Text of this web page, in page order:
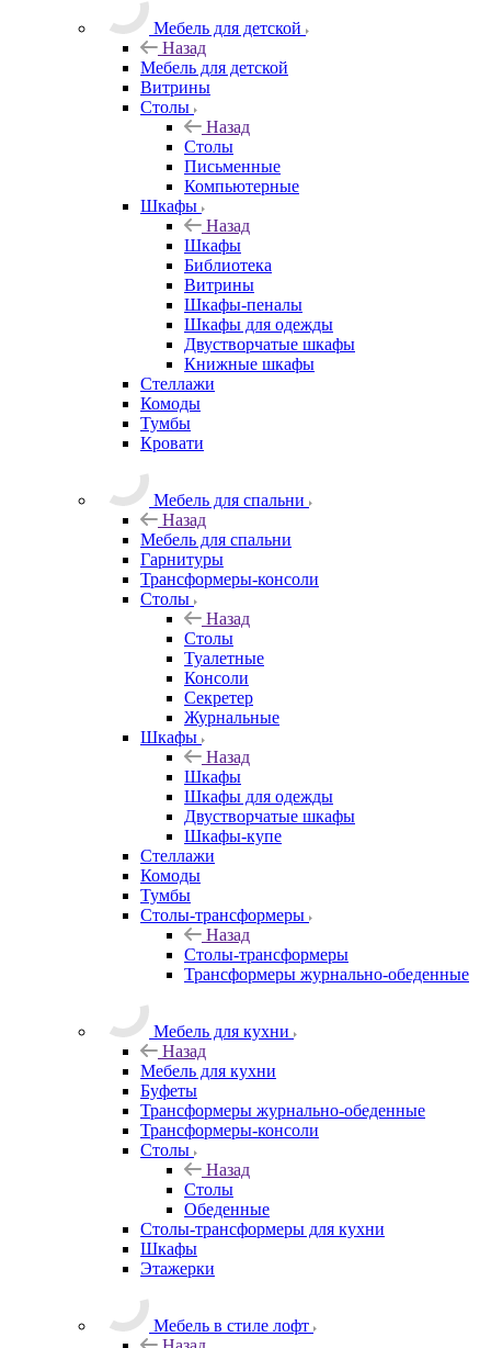
Мебель для детской
Назад
Мебель для детской
Витрины
Столы
Назад
Столы
Письменные
Компьютерные
Шкафы
Назад
Шкафы
Библиотека
Витрины
Шкафы-пеналы
Шкафы для одежды
Двустворчатые шкафы
Книжные шкафы
Стеллажи
Комоды
Тумбы
Кровати
Мебель для спальни
Назад
Мебель для спальни
Гарнитуры
Трансформеры-консоли
Столы
Назад
Столы
Туалетные
Консоли
Секретер
Журнальные
Шкафы
Назад
Шкафы
Шкафы для одежды
Двустворчатые шкафы
Шкафы-купе
Стеллажи
Комоды
Тумбы
Столы-трансформеры
Назад
Столы-трансформеры
Трансформеры журнально-обеденные
Мебель для кухни
Назад
Мебель для кухни
Буфеты
Трансформеры журнально-обеденные
Трансформеры-консоли
Столы
Назад
Столы
Обеденные
Столы-трансформеры для кухни
Шкафы
Этажерки
Мебель в стиле лофт